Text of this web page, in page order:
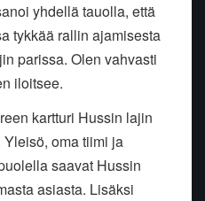
yhdellä tauolla, että
tykkää rallin ajamisesta
parissa. Olen vahvasti
iloitsee.
kartturi Hussin lajin
oma tiimi ja
saavat Hussin
asiasta. Lisäksi